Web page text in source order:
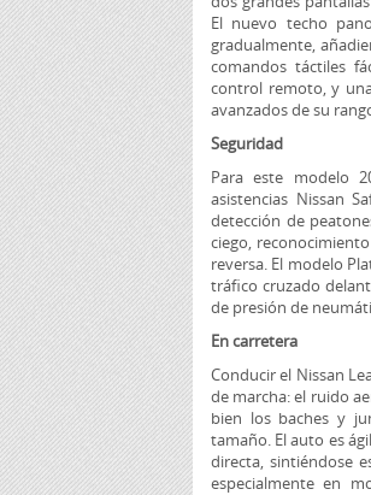
El nuevo techo
gradualmente,
comandos táctiles
control remoto, y
avanzados de su
Seguridad
Para este modelo
asistencias Nissan
detección de
ciego,
reversa. El modelo
tráfico cruzado
de presión de
En carretera
Conducir el Nissan
de marcha: el ruido
bien los baches y
tamaño. El auto es
directa, sintiéndose
especialmente en